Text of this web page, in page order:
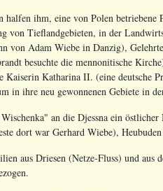
ihm, eine von Polen
von Tieflandgebieten, in der
von Adam Wiebe in Danzig),
besuchte die mennonitische
Kaiserin Katharina II. (eine deutsche
in ihre neu gewonnenen Gebiete in
an die Djessna ein
dort war Gerhard Wiebe),
aus Driesen (Netze-Fluss) und aus